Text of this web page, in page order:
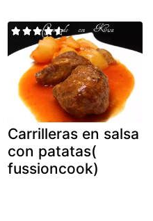
Carrilleras en salsa
con patatas(
fussioncook)